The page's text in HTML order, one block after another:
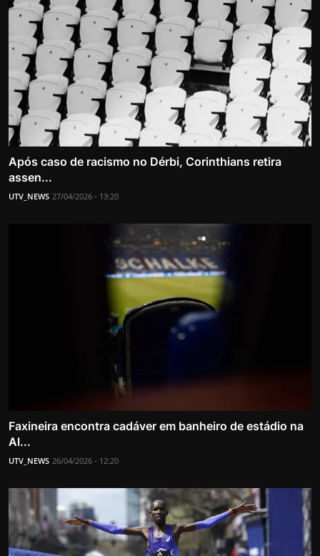
Após caso de racismo no Dérbi, Corinthians retira
assen...
UTV_NEWS 27/04/2026 - 13:20
Faxineira encontra cadáver em banheiro de estádio na
Al...
UTV_NEWS 26/04/2026 - 12:20